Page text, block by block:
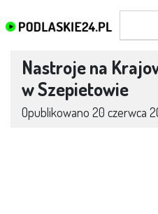
Nastroje na
w Szepietowie
Opublikowano 20 czerwca